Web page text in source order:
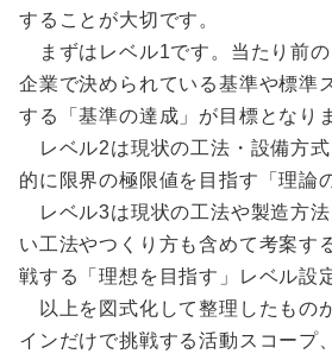
することが大切です。
まずはレベル1です。当たり前の
企業で決められている基準や標準
する「基準の達成」が目標となり
レベル2は現状の工法・設備方
的に限界の極限値を目指す「理論
レベル3は現状の工法や製造方法
い工法やつくり方も含めて考案す
戦する「理想を目指す」レベル設
以上を図式化して整理したもの
インだけで挑戦する活動スコープ